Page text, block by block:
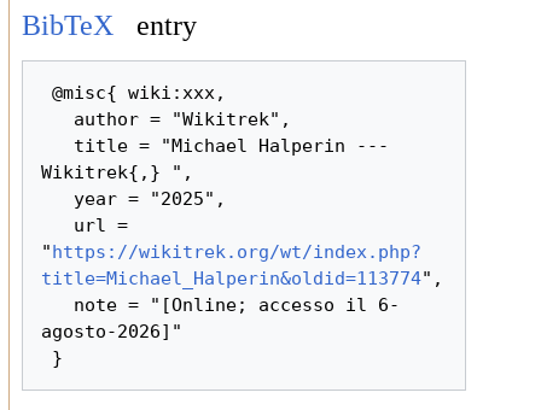
BibTeX entry
@misc{ wiki:xxx,
Wikitrek{,} ",
"https://wikitrek.org/wt/index.php?
title=Michael_Halperin&oldid=113774",
agosto-2026]"